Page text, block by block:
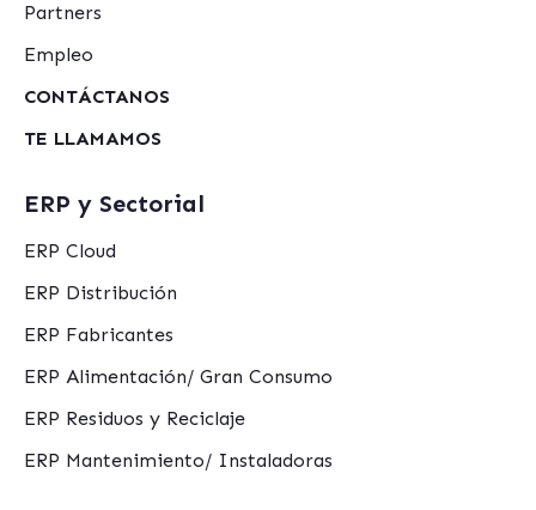
Partners
Empleo
CONTÁCTANOS
TE LLAMAMOS
ERP y Sectorial
ERP Cloud
ERP Distribución
ERP Fabricantes
ERP Alimentación/ Gran Consumo
ERP Residuos y Reciclaje
ERP Mantenimiento/ Instaladoras